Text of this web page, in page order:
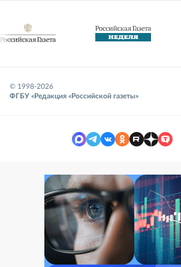
© 1998-2026
ФГБУ «Редакция «Российской газеты»